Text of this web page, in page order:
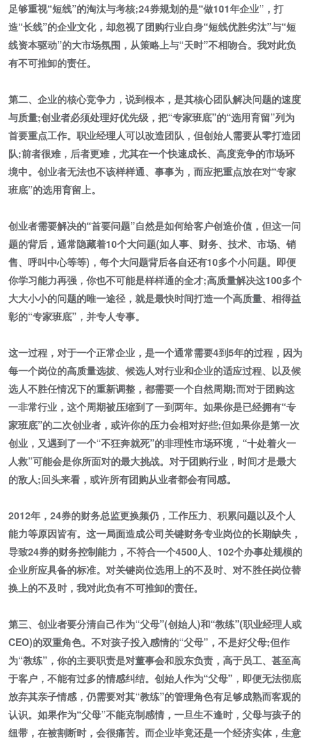
足够重视“短线”的淘汰与考核;24券规划的是“做101年企业”，打
造“长线”的企业文化，却忽视了团购行业自身“短线优胜劣汰”与“短
线资本驱动”的大市场氛围，从策略上与“天时”不相吻合。我对此负
有不可推卸的责任。
第二、企业的核心竞争力，说到根本，是其核心团队解决问题的速度
与质量;创业者必须处理好优先级，把“专家班底”的“选用育留”列为
首要重点工作。职业经理人可以改造团队，但创始人需要从零打造团
队;前者很难，后者更难，尤其在一个快速成长、高度竞争的市场环
境中。创业者无法也不该样样通、事事为，而应把重点放在对“专家
班底”的选用育留上。
创业者需要解决的“首要问题”自然是如何给客户创造价值，但这一问
题的背后，通常隐藏着10个大问题(如人事、财务、技术、市场、销
售、呼叫中心等等)，每个大问题背后各自还有10多个小问题。即便
你学习能力再强，你也不可能是样样通的全才;高质量解决这100多个
大大小小的问题的唯一途径，就是最快时间打造一个高质量、相得益
彰的“专家班底”，并专人专事。
这一过程，对于一个正常企业，是一个通常需要4到5年的过程，因为
每一个岗位的高质量选拔、候选人对行业和企业的适应过程、以及候
选人不胜任情况下的重新调整，都需要一个自然周期;而对于团购这
一非常行业，这个周期被压缩到了一到两年。如果你是已经拥有“专
家班底”的二次创业者，或许你的压力会相对好些;但如果你是第一次
创业，又遇到了一个“不狂奔就死”的非理性市场环境，“十处着火一
人救”可能会是你所面对的最大挑战。对于团购行业，时间才是最大
的敌人;回头来看，或许所有团购从业者都会有同感。
2012年，24券的财务总监更换频仍，工作压力、积累问题以及个人
能力等原因皆有。这一局面造成公司关键财务专业岗位的长期缺失，
导致24券的财务控制能力，不符合一个4500人、102个办事处规模的
企业所应具备的标准。对关键岗位选用上的不及时、对不胜任岗位替
换上的不及时，我对此负有不可推卸的责任。
第三、创业者要分清自己作为“父母”(创始人)和“教练”(职业经理人或
CEO)的双重角色。不对孩子投入感情的“父母”，不是好父母;但作
为“教练”，你的主要职责是对董事会和股东负责，高于员工、甚至高
于客户，不能有过多的情感纠结。创始人作为“父母”，即便无法彻底
放弃其亲子情感，仍需要对其“教练”的管理角色有足够成熟而客观的
认识。如果作为“父母”不能克制感情，一旦生不逢时，父母与孩子的
纽带，在被割断时，会很痛苦。而企业毕竟还是一个经济实体，生意